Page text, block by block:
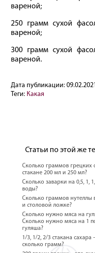
вареной;
250 грамм сухой
вареной;
300 грамм сухой
вареной.
Дата публикации:
Теги: Какая
Статьи по этой же
Сколько граммов грецких
стакане 200 мл и 250 мл?
Сколько заварки на 0,5, 1,
воды?
Сколько граммов нутеллы
и столовой ложке?
Сколько нужно мяса на
Сколько нужно мяса на 1
гуляша?
1/3, 1/2, 2/3 стакана сахара
сколько грамм?